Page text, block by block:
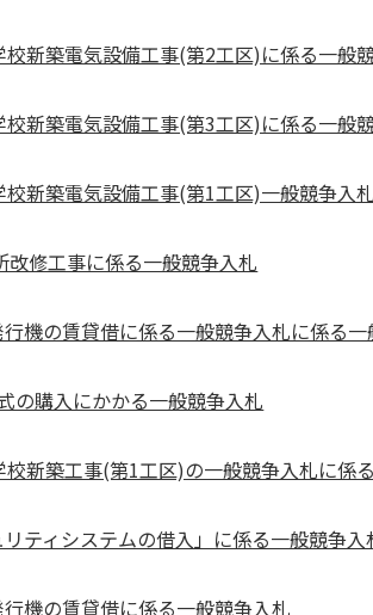
新築電気設備工事(第2工区)に係る一般
新築電気設備工事(第3工区)に係る一般
新築電気設備工事(第1工区)一般競争入
修工事に係る一般競争入札
機の賃貸借に係る一般競争入札に係る
の購入にかかる一般競争入札
新築工事(第1工区)の一般競争入札に係
ティシステムの借入」に係る一般競争入
機の賃貸借に係る一般競争入札